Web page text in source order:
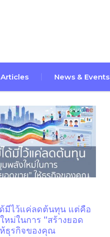
Articles News & Events
มีไว้แค่ลดต้นทุน แต่คือ
หม่ในการ “สร้างยอด
ห้ธุรกิจของคุณ